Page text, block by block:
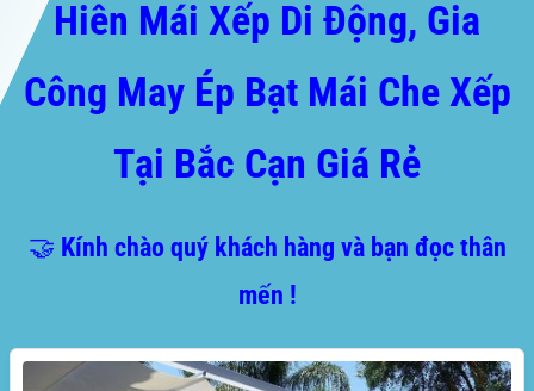
Hiên Mái Xếp Di Động, Gia
Công May Ép Bạt Mái Che Xếp
Tại Bắc Cạn Giá Rẻ
🤝 Kính chào quý khách hàng và bạn đọc thân
mến !